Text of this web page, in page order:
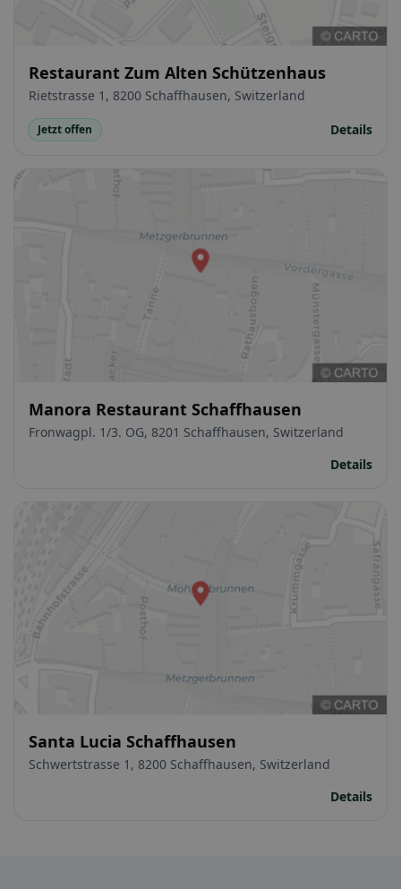
Restaurant Zum Alten Schützenhaus
Rietstrasse 1, 8200 Schaffhausen, Switzerland
Jetzt offen Details
Manora Restaurant Schaffhausen
Fronwagpl. 1/3. OG, 8201 Schaffhausen, Switzerland
Details
Santa Lucia Schaffhausen
Schwertstrasse 1, 8200 Schaffhausen, Switzerland
Details